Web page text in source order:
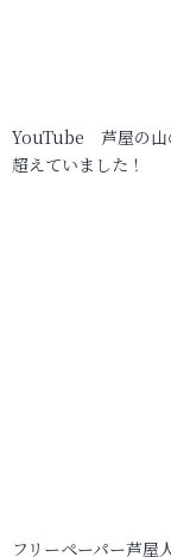
YouTube 芦屋の山
超えていました！
フリーペーパー芦屋